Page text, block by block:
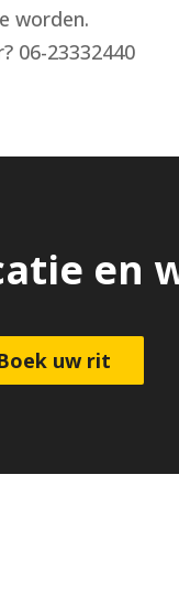
worden.
06-23332440
en
uw rit